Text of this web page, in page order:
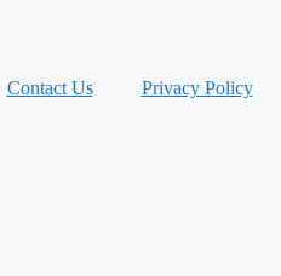
Contact Us Privacy Policy